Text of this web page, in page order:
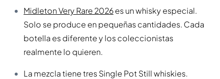
Midleton Very Rare 2026es un whisky especial.
Solo se produce en pequeñas cantidades. Cada
botella es diferente y los coleccionistas
realmente lo quieren.
La mezcla tiene tres Single Pot Still whiskies.